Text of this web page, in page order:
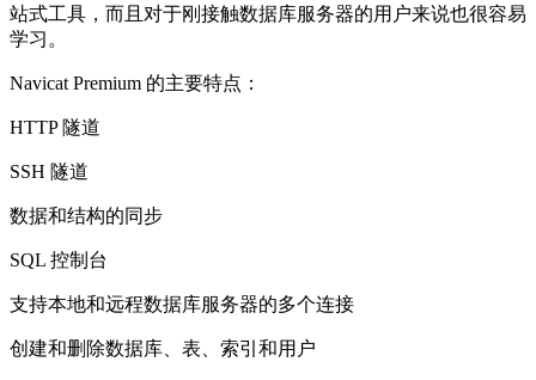
站式工具，而且对于刚接触数据库服务器的用户来说也很容易
学习。
Navicat Premium 的主要特点：
HTTP 隧道
SSH 隧道
数据和结构的同步
SQL 控制台
支持本地和远程数据库服务器的多个连接
创建和删除数据库、表、索引和用户